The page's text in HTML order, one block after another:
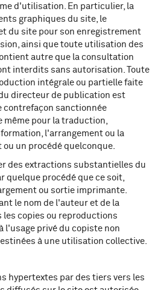
d'utilisation. En particulier, la
graphiques du site, le
du site pour son enregistrement
ainsi que toute utilisation des
autre que la consultation
interdits sans autorisation. Toute
intégrale ou partielle faite
directeur de publication est
sanctionnée
même pour la traduction,
l'arrangement ou la
un procédé quelconque.
des extractions substantielles du
quelque procédé que ce soit,
ou sortie imprimante.
le nom de l'auteur et de la
copies ou reproductions
l'usage privé du copiste non
à une utilisation collective.
hypertextes par des tiers vers les